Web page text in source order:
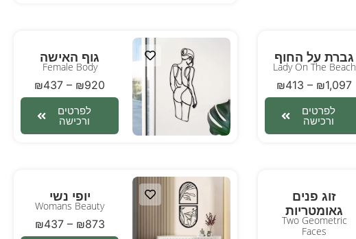
גברת על החוף
Lady On The Beach
₪413 – ₪1,097
לפרטים
ורכישה
גוף האישה
Female Body
₪437 – ₪920
לפרטים
ורכישה
זוג פנים
גאומטריות
Two Geometric
Faces
יופי נשי
Womans Beauty
₪437 – ₪873